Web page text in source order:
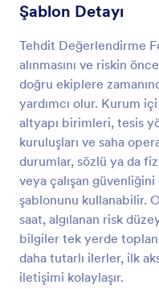
Şablon Detayı
Tehdit Değerlendirme
alınmasını ve riskin
doğru ekiplere
yardımcı olur. Kurum
altyapı birimleri, tesis
kuruluşları ve saha
durumlar, sözlü ya da
veya çalışan
şablonunu kullanabilir.
saat, algılanan risk
bilgiler tek yerde
daha tutarlı ilerler, ilk
iletişimi kolaylaşır.